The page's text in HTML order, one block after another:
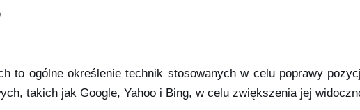
to ogólne określenie technik stosowanych w celu poprawy
takich jak Google, Yahoo i Bing, w celu zwiększenia jej